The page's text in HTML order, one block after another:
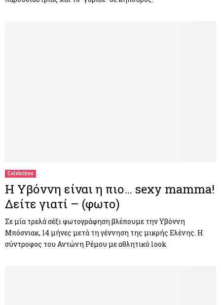
Celebrities
Η Υβόννη είναι η πιο… sexy mamma!
Δείτε γιατί – (φωτο)
Σε μία τρελά σέξι φωτογράφηση βλέπουμε την Υβόννη
Μπόσνιακ, 14 μήνες μετά τη γέννηση της μικρής Ελένης. Η
σύντροφος του Αντώνη Ρέμου με αθλητικό look